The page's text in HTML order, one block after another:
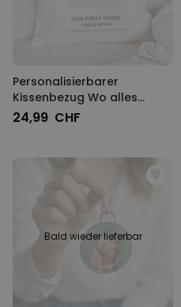
Personalisierbarer
Kissenbezug Wo alles
Begann
24,99 CHF
Bald wieder lieferbar